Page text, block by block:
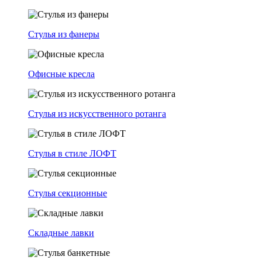
Стулья из фанеры
Офисные кресла
Стулья из искусственного ротанга
Стулья в стиле ЛОФТ
Стулья секционные
Складные лавки